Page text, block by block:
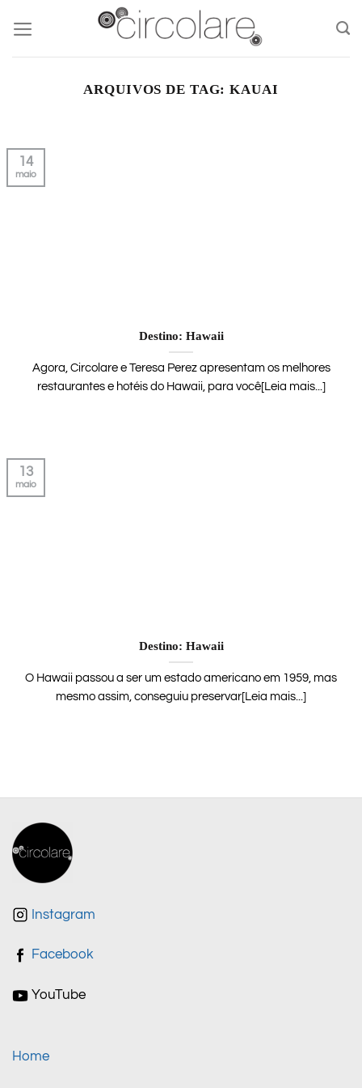
content
ARQUIVOS DE TAG:KAUAI
Destino: Hawaii
Agora, Circolare e Teresa Perez apresentam os melhores
restaurantes e hotéis do Hawaii, para você[Leia mais...]
14
maio
Destino: Hawaii
O Hawaii passou a ser um estado americano em 1959, mas
mesmo assim, conseguiu preservar[Leia mais...]
13
maio
Instagram
Facebook
YouTube
Home